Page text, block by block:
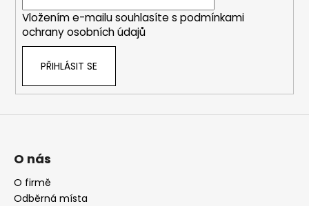
Vložením e-mailu souhlasíte s podmínkami
ochrany osobních údajů
PŘIHLÁSIT SE
O nás
O firmě
Odběrná místa